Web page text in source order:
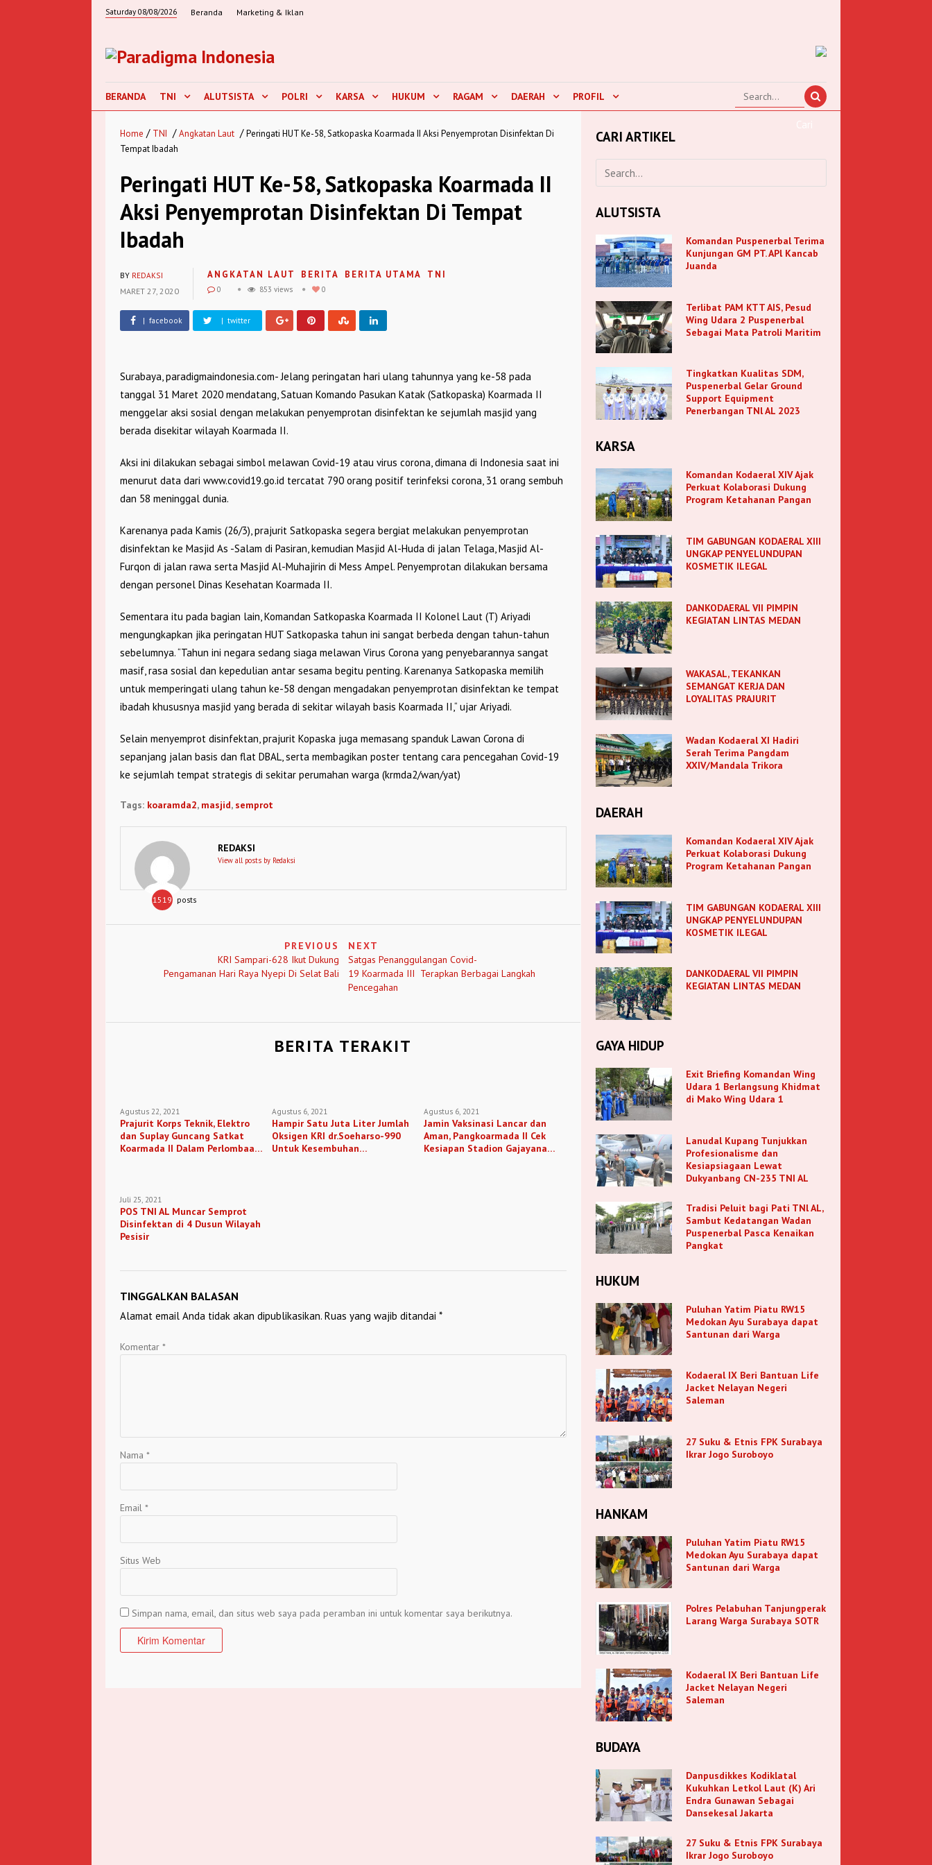
Saturday 08/08/2026 Beranda Marketing & Iklan
BERANDA TNI ALUTSISTA POLRI KARSA HUKUM RAGAM DAERAH PROFIL
Home / TNI / Angkatan Laut / Peringati HUT Ke-58, Satkopaska Koarmada II Aksi Penyemprotan Disinfektan Di
Tempat Ibadah
Peringati HUT Ke-58, Satkopaska Koarmada II
Aksi Penyemprotan Disinfektan Di Tempat
Ibadah
BY REDAKSI
MARET 27, 2020
ANGKATAN LAUT BERITA BERITA UTAMA TNI
0 853 views 0
| facebook | twitter
Surabaya, paradigmaindonesia.com- Jelang peringatan hari ulang tahunnya yang ke-58 pada
tanggal 31 Maret 2020 mendatang, Satuan Komando Pasukan Katak (Satkopaska) Koarmada II
menggelar aksi sosial dengan melakukan penyemprotan disinfektan ke sejumlah masjid yang
berada disekitar wilayah Koarmada II.
Aksi ini dilakukan sebagai simbol melawan Covid-19 atau virus corona, dimana di Indonesia saat ini
menurut data dari www.covid19.go.id tercatat 790 orang positif terinfeksi corona, 31 orang sembuh
dan 58 meninggal dunia.
Karenanya pada Kamis (26/3), prajurit Satkopaska segera bergiat melakukan penyemprotan
disinfektan ke Masjid As -Salam di Pasiran, kemudian Masjid Al-Huda di jalan Telaga, Masjid Al-
Furqon di jalan rawa serta Masjid Al-Muhajirin di Mess Ampel. Penyemprotan dilakukan bersama
dengan personel Dinas Kesehatan Koarmada II.
Sementara itu pada bagian lain, Komandan Satkopaska Koarmada II Kolonel Laut (T) Ariyadi
mengungkapkan jika peringatan HUT Satkopaska tahun ini sangat berbeda dengan tahun-tahun
sebelumnya. “Tahun ini negara sedang siaga melawan Virus Corona yang penyebarannya sangat
masif, rasa sosial dan kepedulian antar sesama begitu penting. Karenanya Satkopaska memilih
untuk memperingati ulang tahun ke-58 dengan mengadakan penyemprotan disinfektan ke tempat
ibadah khususnya masjid yang berada di sekitar wilayah basis Koarmada II,“ ujar Ariyadi.
Selain menyemprot disinfektan, prajurit Kopaska juga memasang spanduk Lawan Corona di
sepanjang jalan basis dan flat DBAL, serta membagikan poster tentang cara pencegahan Covid-19
ke sejumlah tempat strategis di sekitar perumahan warga (krmda2/wan/yat)
Tags: koaramda2, masjid, semprot
1519 posts
REDAKSI
View all posts by Redaksi
PREVIOUS
KRI Sampari-628 Ikut Dukung
Pengamanan Hari Raya Nyepi Di Selat Bali
NEXT
Satgas Penanggulangan Covid-
19 Koarmada III Terapkan Berbagai Langkah
Pencegahan
BERITA TERAKIT
Agustus 22, 2021
Prajurit Korps Teknik, Elektro
dan Suplay Guncang Satkat
Koarmada II Dalam Perlombaan
Agustus 6, 2021
Hampir Satu Juta Liter Jumlah
Oksigen KRI dr.Soeharso-990
Untuk Kesembuhan
Agustus 6, 2021
Jamin Vaksinasi Lancar dan
Aman, Pangkoarmada II Cek
Kesiapan Stadion Gajayana
Juli 25, 2021
POS TNI AL Muncar Semprot
Disinfektan di 4 Dusun Wilayah
Pesisir
TINGGALKAN BALASAN
Alamat email Anda tidak akan dipublikasikan. Ruas yang wajib ditandai *
Komentar *
Nama *
Email *
Situs Web
Simpan nama, email, dan situs web saya pada peramban ini untuk komentar saya berikutnya.
CARI ARTIKEL
ALUTSISTA
Komandan Puspenerbal Terima
Kunjungan GM PT. APl Kancab
Juanda
Terlibat PAM KTT AIS, Pesud
Wing Udara 2 Puspenerbal
Sebagai Mata Patroli Maritim
Tingkatkan Kualitas SDM,
Puspenerbal Gelar Ground
Support Equipment
Penerbangan TNl AL 2023
KARSA
Komandan Kodaeral XIV Ajak
Perkuat Kolaborasi Dukung
Program Ketahanan Pangan
TIM GABUNGAN KODAERAL XIII
UNGKAP PENYELUNDUPAN
KOSMETIK ILEGAL
DANKODAERAL VII PIMPIN
KEGIATAN LINTAS MEDAN
WAKASAL, TEKANKAN
SEMANGAT KERJA DAN
LOYALITAS PRAJURIT
Wadan Kodaeral XI Hadiri
Serah Terima Pangdam
XXIV/Mandala Trikora
DAERAH
Komandan Kodaeral XIV Ajak
Perkuat Kolaborasi Dukung
Program Ketahanan Pangan
TIM GABUNGAN KODAERAL XIII
UNGKAP PENYELUNDUPAN
KOSMETIK ILEGAL
DANKODAERAL VII PIMPIN
KEGIATAN LINTAS MEDAN
GAYA HIDUP
Exit Briefing Komandan Wing
Udara 1 Berlangsung Khidmat
di Mako Wing Udara 1
Lanudal Kupang Tunjukkan
Profesionalisme dan
Kesiapsiagaan Lewat
Dukyanbang CN-235 TNI AL
Tradisi Peluit bagi Pati TNl AL,
Sambut Kedatangan Wadan
Puspenerbal Pasca Kenaikan
Pangkat
HUKUM
Puluhan Yatim Piatu RW15
Medokan Ayu Surabaya dapat
Santunan dari Warga
Kodaeral IX Beri Bantuan Life
Jacket Nelayan Negeri
Saleman
27 Suku & Etnis FPK Surabaya
Ikrar Jogo Suroboyo
HANKAM
Puluhan Yatim Piatu RW15
Medokan Ayu Surabaya dapat
Santunan dari Warga
Polres Pelabuhan Tanjungperak
Larang Warga Surabaya SOTR
Kodaeral IX Beri Bantuan Life
Jacket Nelayan Negeri
Saleman
BUDAYA
Danpusdikkes Kodiklatal
Kukuhkan Letkol Laut (K) Ari
Endra Gunawan Sebagai
Dansekesal Jakarta
27 Suku & Etnis FPK Surabaya
Ikrar Jogo Suroboyo